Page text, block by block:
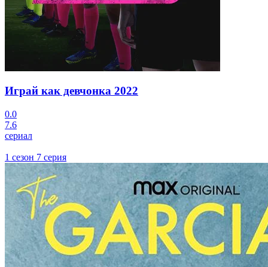
Играй как девчонка 2022
0.0
7.6
сериал
1 сезон 7 серия